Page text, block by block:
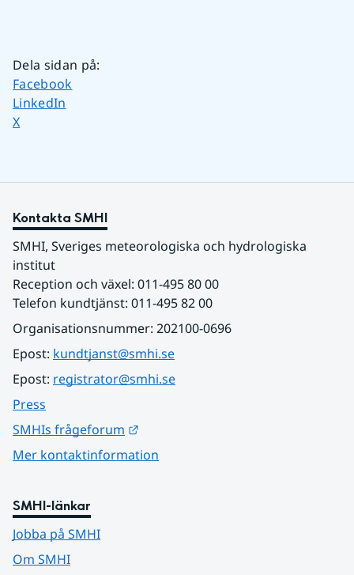
Dela sidan på:
Dela sidan på
Facebook
Dela sidan på
LinkedIn
Dela sidan på
X
Kontakta SMHI
SMHI, Sveriges meteorologiska och hydrologiska
institut
Reception och växel: 011-495 80 00
Telefon kundtjänst: 011-495 82 00
Organisationsnummer: 202100-0696
Epost: kundtjanst@smhi.se
Epost: registrator@smhi.se
Press
SMHIs frågeforum
Mer kontaktinformation
SMHI-länkar
Jobba på SMHI
Om SMHI